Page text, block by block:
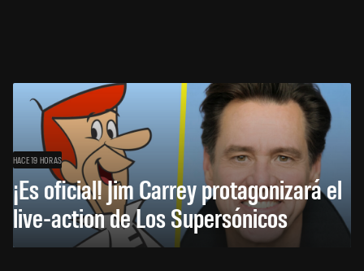
HACE 19 HORAS
¡Es oficial! Jim Carrey protagonizará el
live-action de Los Supersónicos